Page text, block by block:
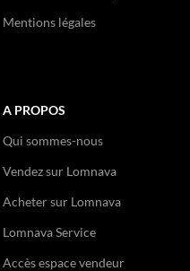
Mentions légales
A PROPOS
Qui sommes-nous
Vendez sur Lomnava
Acheter sur Lomnava
Lomnava Service
Accès espace vendeur